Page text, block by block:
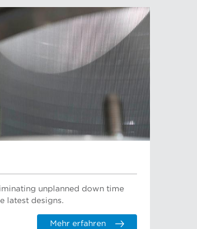
unplanned down time
latest designs.
Mehr erfahren